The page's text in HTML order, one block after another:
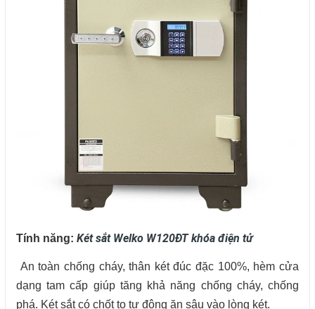
Tính năng: Két sắt Welko W120ĐT khóa điện tử
An toàn chống cháy, thân két đúc đặc 100%, hèm cửa
dạng tam cấp giúp tăng khả năng chống cháy, chống
phá. Két sắt có chốt to tự động ăn sâu vào lòng két.